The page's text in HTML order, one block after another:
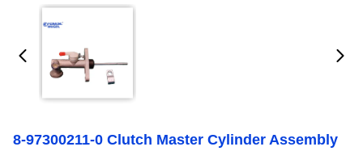
8-97300211-0 Clutch Master Cylinder Assembly